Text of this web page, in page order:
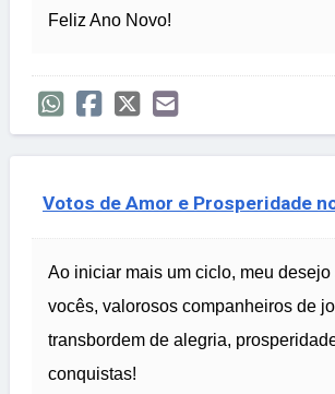
Feliz Ano Novo!
Votos de Amor e Prosperidade
Ao iniciar mais um ciclo, meu desejo
vocês, valorosos companheiros de
transbordem de alegria,
conquistas!